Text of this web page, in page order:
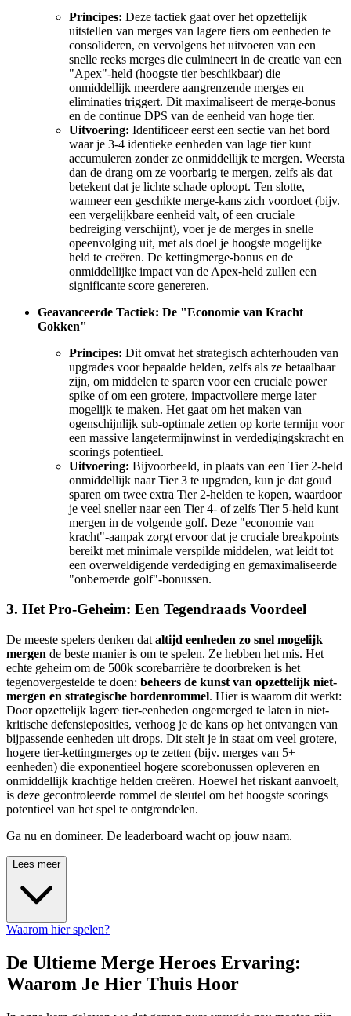
Principes: Deze tactiek gaat over het opzettelijk
uitstellen van merges van lagere tiers om eenheden te
consolideren, en vervolgens het uitvoeren van een
snelle reeks merges die culmineert in de creatie van een
"Apex"-held (hoogste tier beschikbaar) die
onmiddellijk meerdere aangrenzende merges en
eliminaties triggert. Dit maximaliseert de merge-bonus
en de continue DPS van de eenheid van hoge tier.
Uitvoering: Identificeer eerst een sectie van het bord
waar je 3-4 identieke eenheden van lage tier kunt
accumuleren zonder ze onmiddellijk te mergen. Weersta
dan de drang om ze voorbarig te mergen, zelfs als dat
betekent dat je lichte schade oploopt. Ten slotte,
wanneer een geschikte merge-kans zich voordoet (bijv.
een vergelijkbare eenheid valt, of een cruciale
bedreiging verschijnt), voer je de merges in snelle
opeenvolging uit, met als doel je hoogste mogelijke
held te creëren. De kettingmerge-bonus en de
onmiddellijke impact van de Apex-held zullen een
significante score genereren.
Geavanceerde Tactiek: De "Economie van Kracht
Gokken"
Principes: Dit omvat het strategisch achterhouden van
upgrades voor bepaalde helden, zelfs als ze betaalbaar
zijn, om middelen te sparen voor een cruciale power
spike of om een grotere, impactvollere merge later
mogelijk te maken. Het gaat om het maken van
ogenschijnlijk sub-optimale zetten op korte termijn voor
een massive langetermijnwinst in verdedigingskracht en
scorings potentieel.
Uitvoering: Bijvoorbeeld, in plaats van een Tier 2-held
onmiddellijk naar Tier 3 te upgraden, kun je dat goud
sparen om twee extra Tier 2-helden te kopen, waardoor
je veel sneller naar een Tier 4- of zelfs Tier 5-held kunt
mergen in de volgende golf. Deze "economie van
kracht"-aanpak zorgt ervoor dat je cruciale breakpoints
bereikt met minimale verspilde middelen, wat leidt tot
een overweldigende verdediging en gemaximaliseerde
"onberoerde golf"-bonussen.
3. Het Pro-Geheim: Een Tegendraads Voordeel
De meeste spelers denken dat altijd eenheden zo snel mogelijk
mergen de beste manier is om te spelen. Ze hebben het mis. Het
echte geheim om de 500k scorebarrière te doorbreken is het
tegenovergestelde te doen: beheers de kunst van opzettelijk niet-
mergen en strategische bordenrommel. Hier is waarom dit werkt:
Door opzettelijk lagere tier-eenheden ongemerged te laten in niet-
kritische defensieposities, verhoog je de kans op het ontvangen van
bijpassende eenheden uit drops. Dit stelt je in staat om veel grotere,
hogere tier-kettingmerges op te zetten (bijv. merges van 5+
eenheden) die exponentieel hogere scorebonussen opleveren en
onmiddellijk krachtige helden creëren. Hoewel het riskant aanvoelt,
is deze gecontroleerde rommel de sleutel om het hoogste scorings
potentieel van het spel te ontgrendelen.
Ga nu en domineer. De leaderboard wacht op jouw naam.
Lees meer
Waarom hier spelen?
De Ultieme Merge Heroes Ervaring:
Waarom Je Hier Thuis Hoor